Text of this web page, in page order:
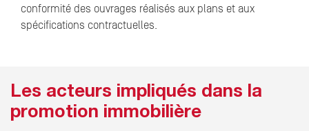
conformité des ouvrages réalisés aux plans et aux
spécifications contractuelles.
Les acteurs impliqués dans la
promotion immobilière